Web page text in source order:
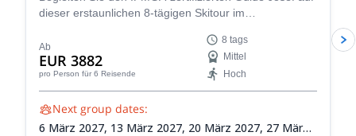
dieser erstaunlichen 8-tägigen Skitour im
Norwegen! Verbessern Sie Ihre Fähigkeiten in der
Navigation im Hinterland, Lawinenbewusstsein und
Skibergsteigen, während Sie die weite Wildnis der
Lyngen-Alpen erkunden.
Ab
EUR 3882
pro Person für 6 Reisende
8 tags
Mittel
Hoch
Next group dates:
6 März 2027, 13 März 2027, 20 März 2027, 27 März